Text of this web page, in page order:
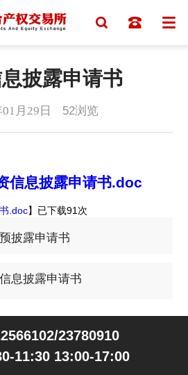
披露申请书
01月29日 52浏览
信息披露申请书.doc
.doc】已下载91 次
披露申请书
息披露申请书
23780910
11:30 13:00-17:00